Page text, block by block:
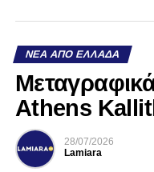
ΝΈΑ ΑΠΌ ΕΛΛΆΔΑ
Athens
28/07/2026
Lamiara